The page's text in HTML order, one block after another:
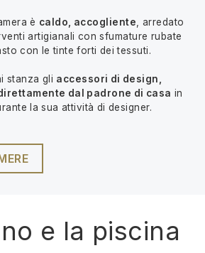
è caldo, accogliente , arredato
artigianali con sfumature rubate
con le tinte forti dei tessuti.
stanza gli accessori di design,
dal padrone di casa in
la sua attività di designer.
e la piscina